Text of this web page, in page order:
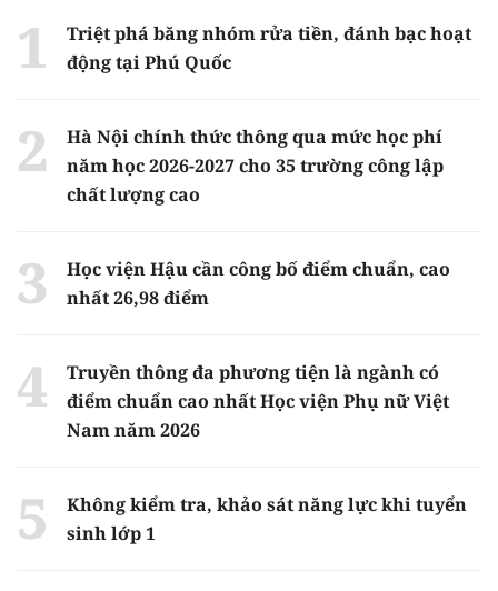
Triệt phá băng nhóm rửa tiền, đánh bạc hoạt
động tại Phú Quốc
Hà Nội chính thức thông qua mức học phí
năm học 2026-2027 cho 35 trường công lập
chất lượng cao
Học viện Hậu cần công bố điểm chuẩn, cao
nhất 26,98 điểm
Truyền thông đa phương tiện là ngành có
điểm chuẩn cao nhất Học viện Phụ nữ Việt
Nam năm 2026
Không kiểm tra, khảo sát năng lực khi tuyển
sinh lớp 1